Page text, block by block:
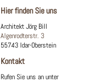
Hier finden Sie uns
Architekt Jörg Bill
Algenrodterstr. 3
55743 Idar-Oberstein
Kontakt
Rufen Sie uns an unter